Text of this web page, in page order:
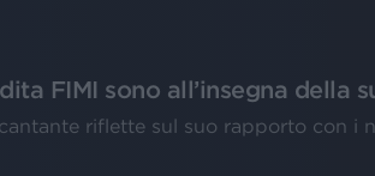
FIMI sono all’insegna della
riflette sul suo rapporto con i